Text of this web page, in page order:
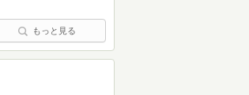
もっと見る